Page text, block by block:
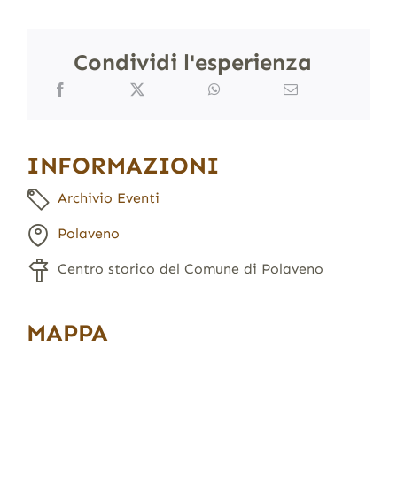
Condividi l'esperienza
INFORMAZIONI
Archivio Eventi
Polaveno
Centro storico del Comune di Polaveno
MAPPA